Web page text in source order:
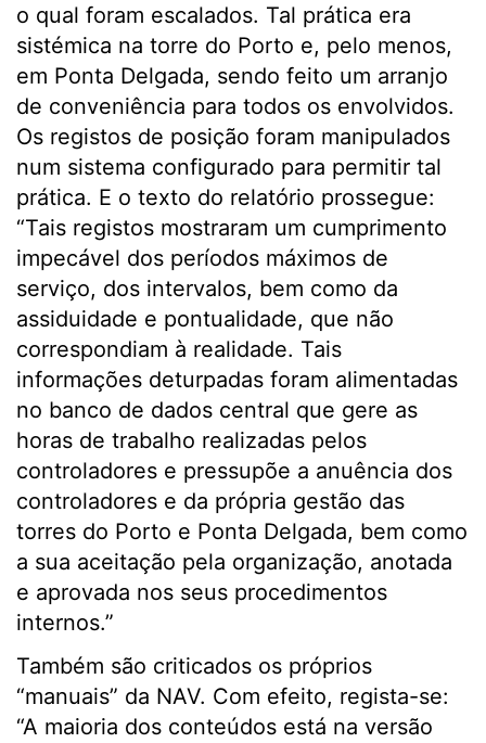
o qual foram escalados. Tal prática era
sistémica na torre do Porto e, pelo menos,
em Ponta Delgada, sendo feito um arranjo
de conveniência para todos os envolvidos.
Os registos de posição foram manipulados
num sistema configurado para permitir tal
prática. E o texto do relatório prossegue:
“Tais registos mostraram um cumprimento
impecável dos períodos máximos de
serviço, dos intervalos, bem como da
assiduidade e pontualidade, que não
correspondiam à realidade. Tais
informações deturpadas foram alimentadas
no banco de dados central que gere as
horas de trabalho realizadas pelos
controladores e pressupõe a anuência dos
controladores e da própria gestão das
torres do Porto e Ponta Delgada, bem como
a sua aceitação pela organização, anotada
e aprovada nos seus procedimentos
internos.”
Também são criticados os próprios
“manuais” da NAV. Com efeito, regista-se:
“A maioria dos conteúdos está na versão